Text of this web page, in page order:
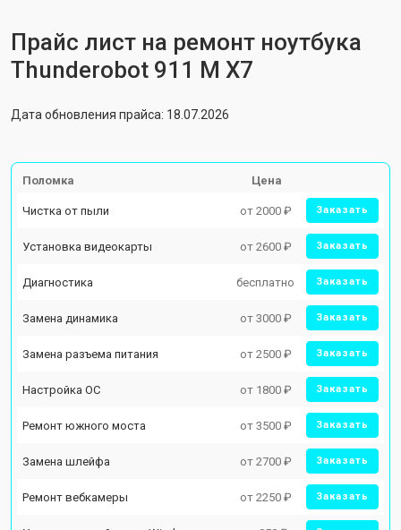
Прайс лист на ремонт ноутбука
Thunderobot 911 M X7
Дата обновления прайса: 18.07.2026
Поломка Цена
Чистка от пыли от 2000 ₽ Заказать
Установка видеокарты от 2600 ₽ Заказать
Диагностика бесплатно Заказать
Замена динамика от 3000 ₽ Заказать
Замена разъема питания от 2500 ₽ Заказать
Настройка ОС от 1800 ₽ Заказать
Ремонт южного моста от 3500 ₽ Заказать
Замена шлейфа от 2700 ₽ Заказать
Ремонт вебкамеры от 2250 ₽ Заказать